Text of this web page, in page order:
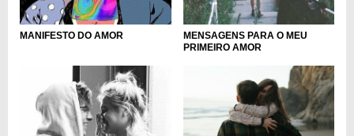
MANIFESTO DO AMOR
MENSAGENS PARA O MEU
PRIMEIRO AMOR